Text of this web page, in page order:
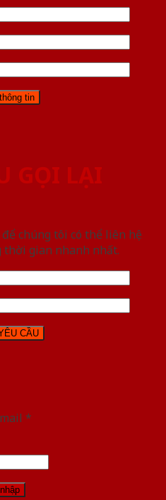
GỌI LẠI
chúng tôi có thể liên hệ
thời gian nhanh nhất.
*